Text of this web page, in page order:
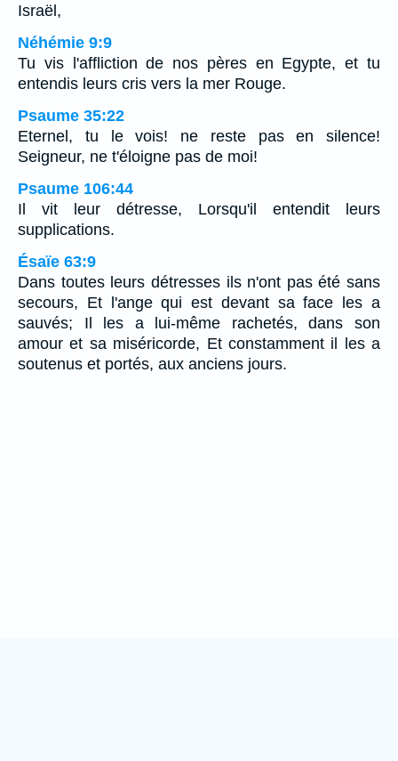
Israël,
Néhémie 9:9
Tu vis l'affliction de nos pères en Egypte, et tu
entendis leurs cris vers la mer Rouge.
Psaume 35:22
Eternel, tu le vois! ne reste pas en silence!
Seigneur, ne t'éloigne pas de moi!
Psaume 106:44
Il vit leur détresse, Lorsqu'il entendit leurs
supplications.
Ésaïe 63:9
Dans toutes leurs détresses ils n'ont pas été sans
secours, Et l'ange qui est devant sa face les a
sauvés; Il les a lui-même rachetés, dans son
amour et sa miséricorde, Et constamment il les a
soutenus et portés, aux anciens jours.